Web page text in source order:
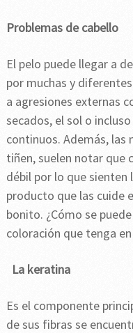
Problemas de cabello
El pelo puede llegar a
por muchas y
a agresiones externas
secados, el sol o
continuos. Además, las
tiñen, suelen notar que
débil por lo que sienten
producto que las cuide
bonito. ¿Cómo se
coloración que tenga
La keratina
Es el componente
de sus fibras se